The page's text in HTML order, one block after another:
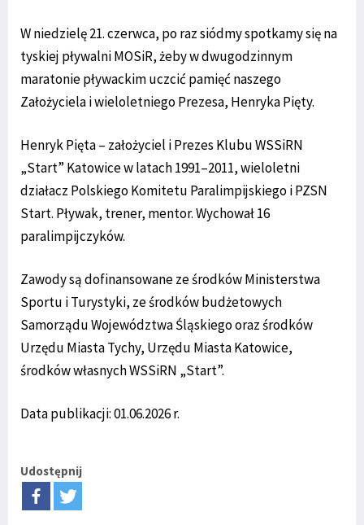
W niedzielę 21. czerwca, po raz siódmy spotkamy się na
tyskiej pływalni MOSiR, żeby w dwugodzinnym
maratonie pływackim uczcić pamięć naszego
Założyciela i wieloletniego Prezesa, Henryka Pięty.
Henryk Pięta – założyciel i Prezes Klubu WSSiRN
„Start” Katowice w latach 1991–2011, wieloletni
działacz Polskiego Komitetu Paralimpijskiego i PZSN
Start. Pływak, trener, mentor. Wychował 16
paralimpijczyków.
Zawody są dofinansowane ze środków Ministerstwa
Sportu i Turystyki, ze środków budżetowych
Samorządu Województwa Śląskiego oraz środków
Urzędu Miasta Tychy, Urzędu Miasta Katowice,
środków własnych WSSiRN „Start”.
Data publikacji: 01.06.2026 r.
Udostępnij